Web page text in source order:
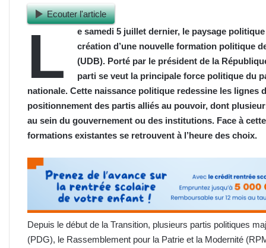
Ecouter l'article
L
e samedi 5 juillet dernier, le paysage
création d’une nouvelle formation politique
(UDB). Porté par le président de la
parti se veut la principale force politique du
nationale. Cette naissance politique redessine les lignes
positionnement des partis alliés au pouvoir, dont
au sein du gouvernement ou des institutions. Face à
formations existantes se retrouvent à l’heure des choix.
Depuis le début de la Transition, plusieurs partis politiques
(PDG), le Rassemblement pour la Patrie et la Modernité